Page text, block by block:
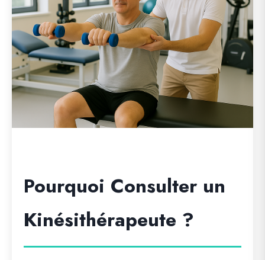
Pourquoi Consulter un
Kinésithérapeute ?